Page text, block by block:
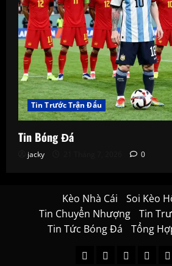
Tin Trước Trận Đấu
Tin Bóng Đá
jacky 0
Kèo Nhà Cái
Soi Kèo
Tin Chuyển Nhượng
Tin
Tin Tức Bóng Đá
Tổng
Kèo
Soi
Tin
Tin